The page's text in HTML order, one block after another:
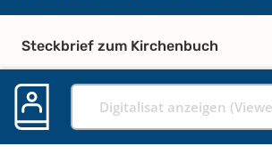
Steckbrief zum Kirchenbuch
Digitalisat anzeigen